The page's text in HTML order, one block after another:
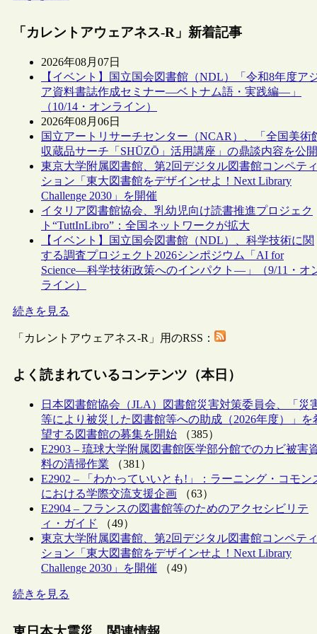
「カレントアウェアネス-R」新着記事
2026年08月07日
【イベント】国立国会図書館（NDL）「令和8年度ア
ア資料書誌作成セミナー―ベトナム語・実践編―」
（10/14・オンライン）
2026年08月06日
国立アートリサーチセンター（NCAR）、「全国美術
収蔵品サーチ「SHŪZŌ」活用講座」の鼎談内容を公開
東京大学附属図書館、第2回デジタル図書館コンペティ
ション「東大図書館をデザインせよ！Next Library
Challenge 2030」を開催
イタリア図書館協会、乳幼児向け読書推進プロジェク
ト“TuttInLibro”：全国ネットワークが拡大
【イベント】国立国会図書館（NDL）、科学技術に関
する調査プロジェクト2026シンポジウム「AI for
Science―科学技術政策へのインパクト―」（9/11・オ
ライン）
続きを見る
「カレントアウェアネス-R」用のRSS：
よく読まれているコンテンツ（本日）
日本図書館協会（JLA）図書館災害対策委員会、「災
等により被災した図書館等への助成（2026年度）」を
望する図書館の募集を開始 （385）
E2903 – 琉球大学附属図書館医学部分館でのカビ被害
料の清掃作業 （381）
E2902 – 「わかっていいとも!」：ラーニング・コモン
における学際交流支援企画 （63）
E2904 – フランスの図書館等のためのアクセシビリテ
ィ・ガイド
（49）
東京大学附属図書館、第2回デジタル図書館コンペティ
ション「東大図書館をデザインせよ！Next Library
Challenge 2030」を開催 （49）
続きを見る